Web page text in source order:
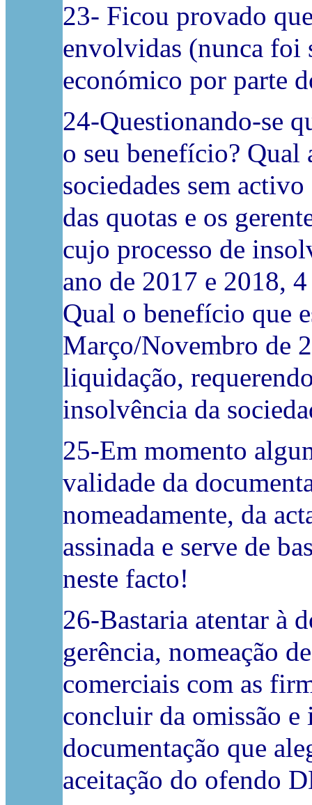
23- Ficou provado
envolvidas (nunca foi
económico por parte
24-Questionando-se
o seu benefício? Qual
sociedades sem
das quotas e os
cujo processo de
ano de 2017 e 2018,
Qual o benefício que
Março/Novembro de
liquidação,
insolvência da
25-Em momento
validade da
nomeadamente, da
assinada e serve de
neste facto!
26-Bastaria atentar à
gerência, nomeação
comerciais com as
concluir da omissão
documentação que
aceitação do ofendo